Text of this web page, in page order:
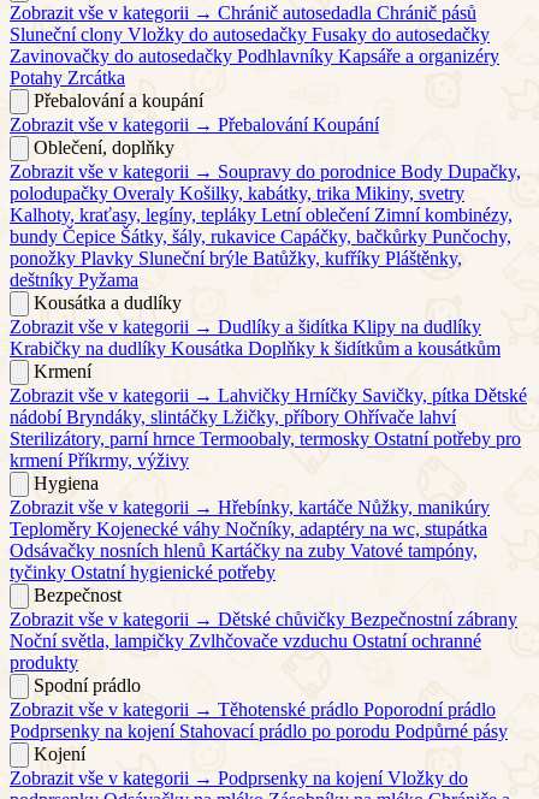
Zobrazit vše v kategorii → Chránič autosedadla Chránič pásů
Sluneční clony Vložky do autosedačky Fusaky do autosedačky
Zavinovačky do autosedačky Podhlavníky Kapsáře a organizéry
Potahy Zrcátka
Přebalování a koupání
Zobrazit vše v kategorii → Přebalování Koupání
Oblečení, doplňky
Zobrazit vše v kategorii → Soupravy do porodnice Body Dupačky,
polodupačky Overaly Košilky, kabátky, trika Mikiny, svetry
Kalhoty, kraťasy, legíny, tepláky Letní oblečení Zimní kombinézy,
bundy Čepice Šátky, šály, rukavice Capáčky, bačkůrky Punčochy,
ponožky Plavky Sluneční brýle Batůžky, kufříky Pláštěnky,
deštníky Pyžama
Kousátka a dudlíky
Zobrazit vše v kategorii → Dudlíky a šidítka Klipy na dudlíky
Krabičky na dudlíky Kousátka Doplňky k šidítkům a kousátkům
Krmení
Zobrazit vše v kategorii → Lahvičky Hrníčky Savičky, pítka Dětské
nádobí Bryndáky, slintáčky Lžičky, příbory Ohřívače lahví
Sterilizátory, parní hrnce Termoobaly, termosky Ostatní potřeby pro
krmení Příkrmy, výživy
Hygiena
Zobrazit vše v kategorii → Hřebínky, kartáče Nůžky, manikúry
Teploměry Kojenecké váhy Nočníky, adaptéry na wc, stupátka
Odsávačky nosních hlenů Kartáčky na zuby Vatové tampóny,
tyčinky Ostatní hygienické potřeby
Bezpečnost
Zobrazit vše v kategorii → Dětské chůvičky Bezpečnostní zábrany
Noční světla, lampičky Zvlhčovače vzduchu Ostatní ochranné
produkty
Spodní prádlo
Zobrazit vše v kategorii → Těhotenské prádlo Poporodní prádlo
Podprsenky na kojení Stahovací prádlo po porodu Podpůrné pásy
Kojení
Zobrazit vše v kategorii → Podprsenky na kojení Vložky do